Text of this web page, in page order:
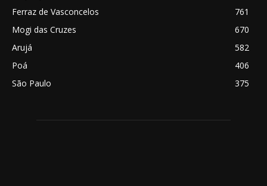
Ferraz de Vasconcelos
761
Mogi das Cruzes
670
Arujá
582
Poá
406
São Paulo
375